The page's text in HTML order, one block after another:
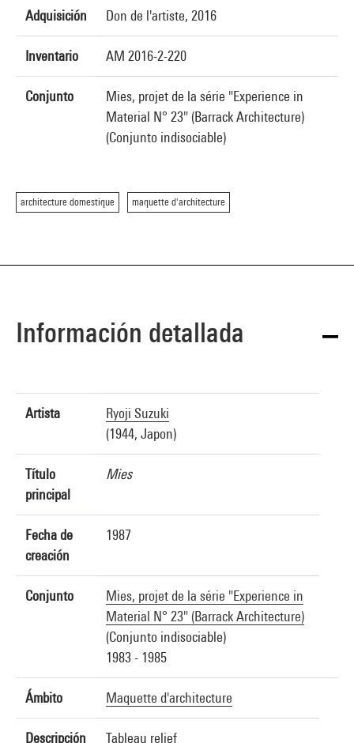
Adquisición Don de l'artiste, 2016
Inventario AM 2016-2-220
Conjunto
Mies, projet de la série "Experience in
Material N° 23" (Barrack Architecture)
(Conjunto indisociable)
architecture domestique maquette d'architecture
Información detallada
Artista
Ryoji Suzuki
(1944, Japon)
Título
principal
Mies
Fecha de
creación
1987
Conjunto
Mies, projet de la série "Experience in
Material N° 23" (Barrack Architecture)
(Conjunto indisociable)
1983 - 1985
Ámbito Maquette d'architecture
Descripción Tableau relief